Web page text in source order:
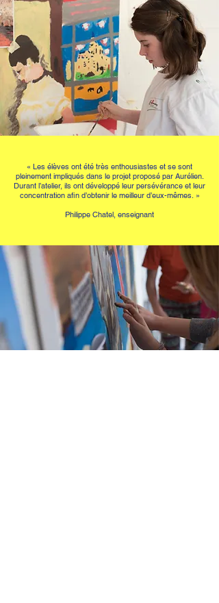
« Les élèves ont été très enthousiastes et se sont
pleinement impliqués dans le projet proposé par Aurélien.
Durant l’atelier, ils ont développé leur persévérance et leur
concentration afin d’obtenir le meilleur d’eux-mêmes. »
Philippe Chatel, enseignant